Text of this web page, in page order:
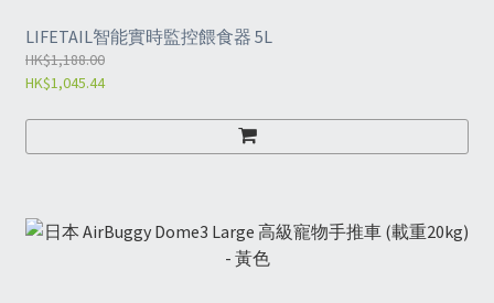
LIFETAIL智能實時監控餵食器 5L
HK$1,188.00
HK$1,045.44